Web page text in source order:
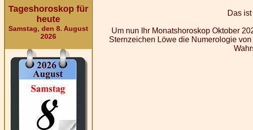
Tageshoroskop für
heute
Samstag, den 8. August
2026
Das
Um nun Ihr Monatshoroskop Oktober
Sternzeichen Löwe die Numerologie